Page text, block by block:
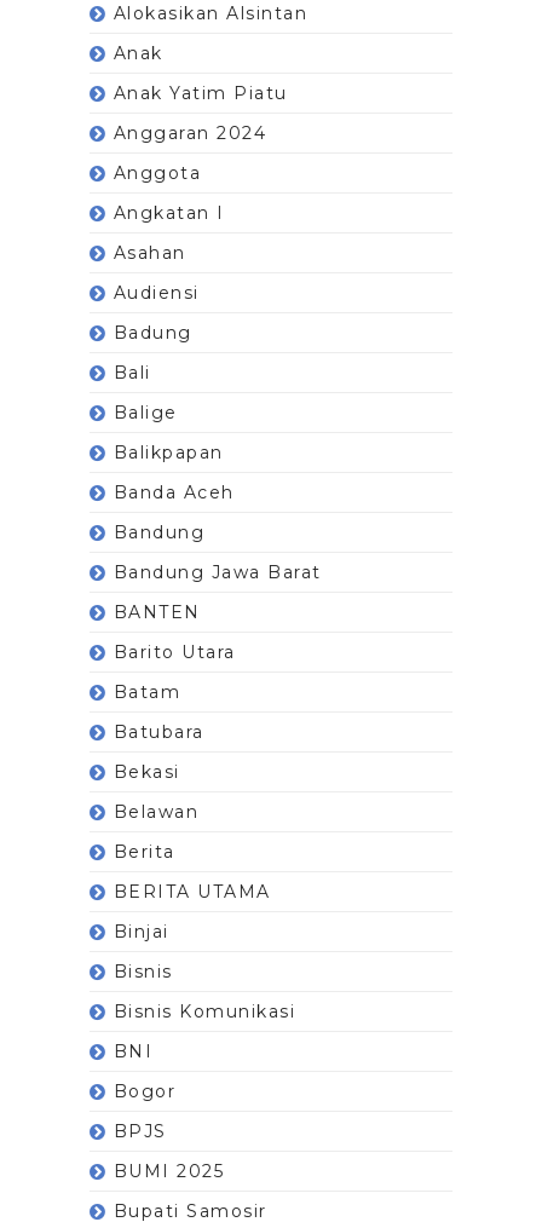
Alokasikan Alsintan
Anak
Anak Yatim Piatu
Anggaran 2024
Anggota
Angkatan I
Asahan
Audiensi
Badung
Bali
Balige
Balikpapan
Banda Aceh
Bandung
Bandung Jawa Barat
BANTEN
Barito Utara
Batam
Batubara
Bekasi
Belawan
Berita
BERITA UTAMA
Binjai
Bisnis
Bisnis Komunikasi
BNI
Bogor
BPJS
BUMI 2025
Bupati Samosir